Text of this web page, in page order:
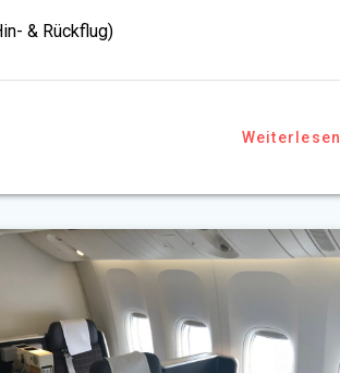
& Rückflug)
Weiterlesen